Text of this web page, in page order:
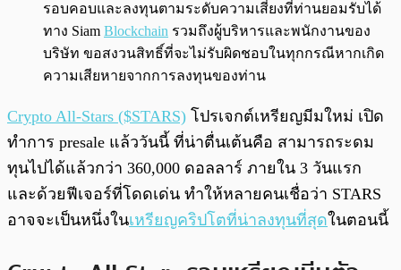
รอบคอบและลงทุนตามระดับความเสี่ยงที่ท่านยอมรับได้
ทาง Siam Blockchain รวมถึงผู้บริหารและพนักงานของ
บริษัท ขอสงวนสิทธิ์ที่จะไม่รับผิดชอบในทุกกรณีหากเกิด
ความเสียหายจากการลงทุนของท่าน
Crypto All-Stars ($STARS) โปรเจกต์เหรียญมีมใหม่ เปิด
ทำการ presale แล้ววันนี้ ที่น่าตื่นเต้นคือ สามารถระดม
ทุนไปได้แล้วกว่า 360,000 ดอลลาร์ ภายใน 3 วันแรก
และด้วยฟีเจอร์ที่โดดเด่น ทำให้หลายคนเชื่อว่า STARS
อาจจะเป็นหนึ่งในเหรียญคริปโตที่น่าลงทุนที่สุดในตอนนี้